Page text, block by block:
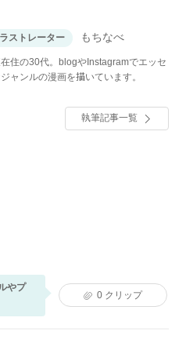
ストレーター もちなべ
住の30代。blogやInstagramでエッセ
ャンルの漫画を描いています。
執筆記事一覧
やプ
0 クリップ